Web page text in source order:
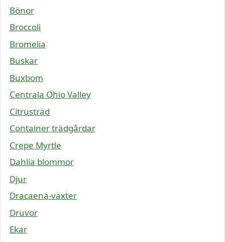
Bönor
Broccoli
Bromelia
Buskar
Buxbom
Centrala Ohio Valley
Citrusträd
Container trädgårdar
Crepe Myrtle
Dahlia blommor
Djur
Dracaena-växter
Druvor
Ekar